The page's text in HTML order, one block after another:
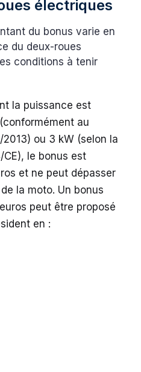
électriques
du bonus varie en
du deux-roues
conditions à tenir
la puissance est
au
ou 3 kW (selon la
le bonus est
et ne peut dépasser
la moto. Un bonus
peut être proposé
en :